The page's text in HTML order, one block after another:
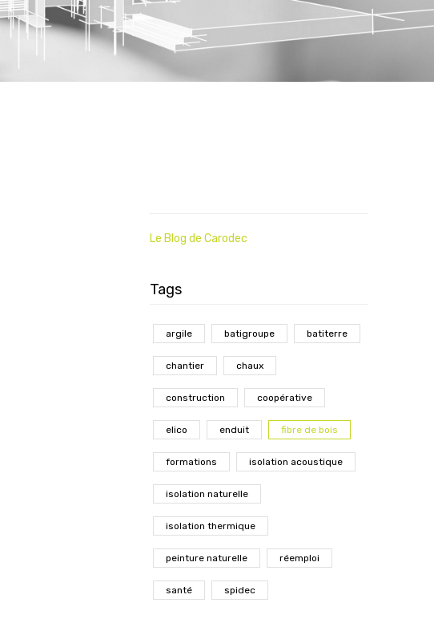
Le Blog de Carodec
Tags
argile batigroupe batiterre
chantier chaux
construction coopérative
elico enduit fibre de bois
formations isolation acoustique
isolation naturelle
isolation thermique
peinture naturelle réemploi
santé spidec